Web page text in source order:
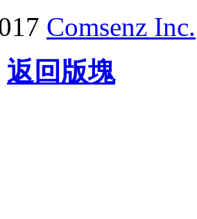
Comsenz Inc.
返回版塊